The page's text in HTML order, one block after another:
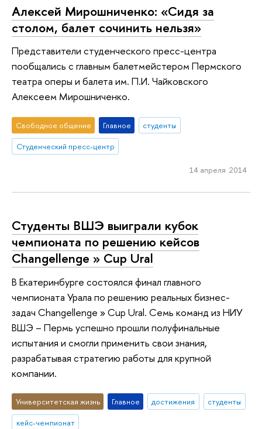
Алексей Мирошниченко: «Cидя за
столом, балет сочинить нельзя»
Представители студенческого пресс-центра
пообщались с главным балетмейстером Пермского
театра оперы и балета им. П.И. Чайковского
Алексеем Мирошниченко.
Свободное общение Главное
студенты
Студенческий пресс-центр
14 апреля 2014
Студенты ВШЭ выиграли кубок
чемпионата по решению кейсов
Changellenge » Cup Ural
В Екатеринбурге состоялся финал главного
чемпионата Урала по решению реальных бизнес-
задач Changellenge » Cup Ural. Семь команд из НИУ
ВШЭ – Пермь успешно прошли полуфинальные
испытания и смогли применить свои знания,
разрабатывая стратегию работы для крупной
компании.
Университетская жизнь Главное достижения
студенты
кейс-чемпионат